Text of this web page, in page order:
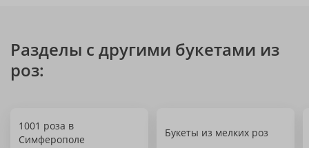
Разделы с другими букетами из
роз:
1001 роза в
Симферополе
Букеты из мелких роз